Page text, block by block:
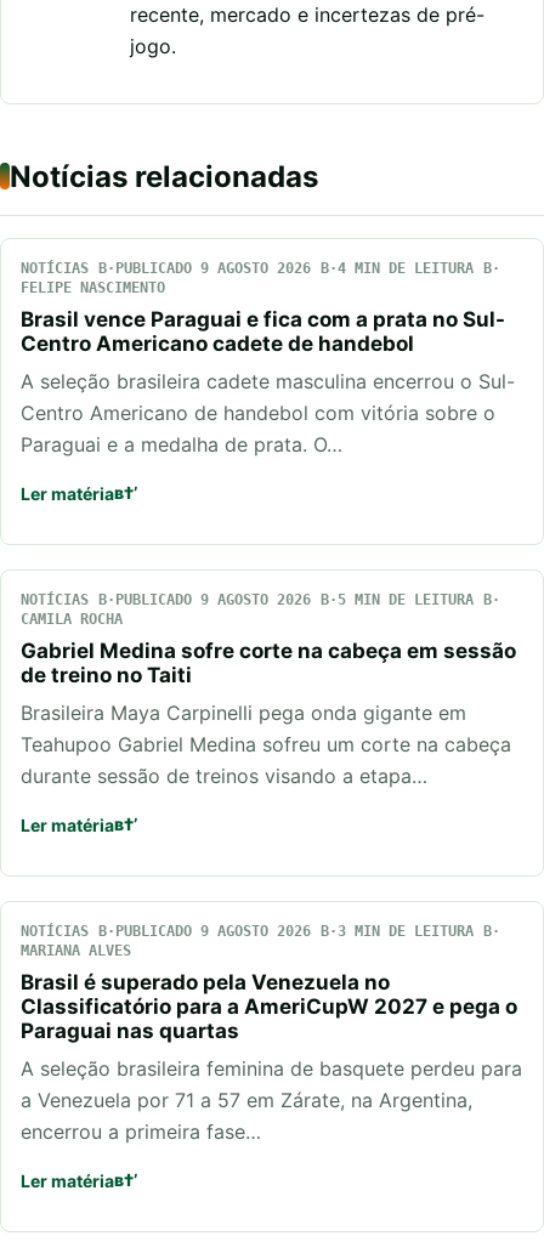
recente, mercado e incertezas de pré-
jogo.
Notícias relacionadas
NOTÍCIAS PUBLICADO 9 AGOSTO 2026
4 MIN DE LEITURA
FELIPE NASCIMENTO
Brasil vence Paraguai e fica com a prata no Sul-
Centro Americano cadete de handebol
A seleção brasileira cadete masculina encerrou o Sul-
Centro Americano de handebol com vitória sobre o
Paraguai e a medalha de prata. O…
Ler matéria
NOTÍCIAS PUBLICADO 9 AGOSTO 2026
5 MIN DE LEITURA
CAMILA ROCHA
Gabriel Medina sofre corte na cabeça em sessão
de treino no Taiti
Brasileira Maya Carpinelli pega onda gigante em
Teahupoo Gabriel Medina sofreu um corte na cabeça
durante sessão de treinos visando a etapa…
Ler matéria
NOTÍCIAS PUBLICADO 9 AGOSTO 2026
3 MIN DE LEITURA
MARIANA ALVES
Brasil é superado pela Venezuela no
Classificatório para a AmeriCupW 2027 e pega o
Paraguai nas quartas
A seleção brasileira feminina de basquete perdeu para
a Venezuela por 71 a 57 em Zárate, na Argentina,
encerrou a primeira fase…
Ler matéria